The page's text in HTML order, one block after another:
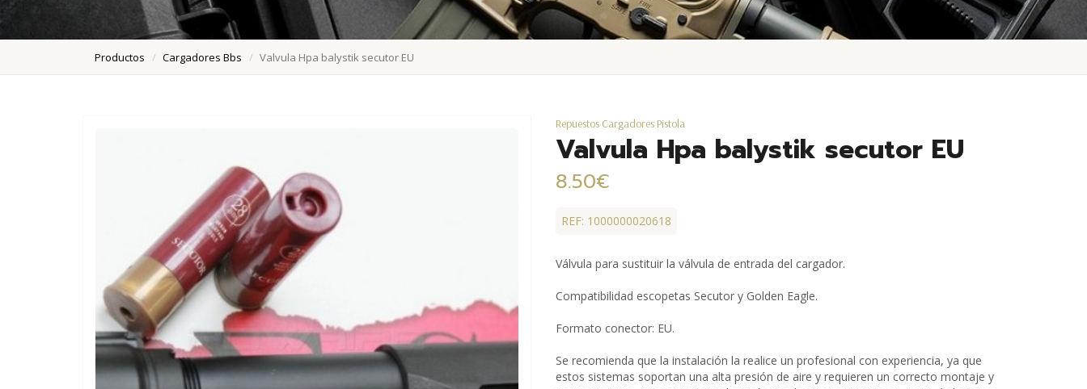
Productos Cargadores Bbs Valvula Hpa balystik secutor EU
Repuestos Cargadores Pistola
Valvula Hpa balystik secutor EU
8.50€
REF: 1000000020618
Válvula para sustituir la válvula de entrada del cargador.
Compatibilidad escopetas Secutor y Golden Eagle.
Formato conector: EU.
Se recomienda que la instalación la realice un profesional con experiencia, ya que
estos sistemas soportan una alta presión de aire y requieren un correcto montaje y